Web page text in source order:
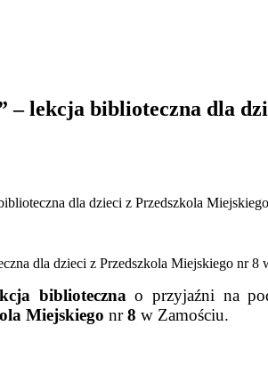
– lekcja biblioteczna dla
dla dzieci z Przedszkola
dla dzieci z Przedszkola Miejskiego nr
biblioteczna o przyjaźni na
Miejskiego nr8 w Zamościu.